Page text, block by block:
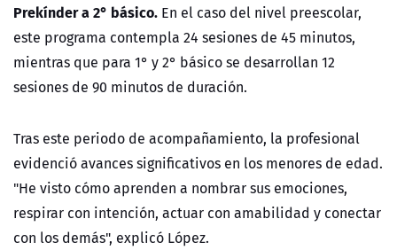
Prekínder a 2° básico. En el caso del nivel preescolar,
este programa contempla 24 sesiones de 45 minutos,
mientras que para 1° y 2° básico se desarrollan 12
sesiones de 90 minutos de duración.
Tras este periodo de acompañamiento, la profesional
evidenció avances significativos en los menores de edad.
"He visto cómo aprenden a nombrar sus emociones,
respirar con intención, actuar con amabilidad y conectar
con los demás", explicó López.